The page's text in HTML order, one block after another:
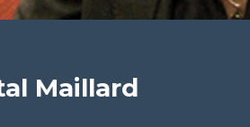
Maillard